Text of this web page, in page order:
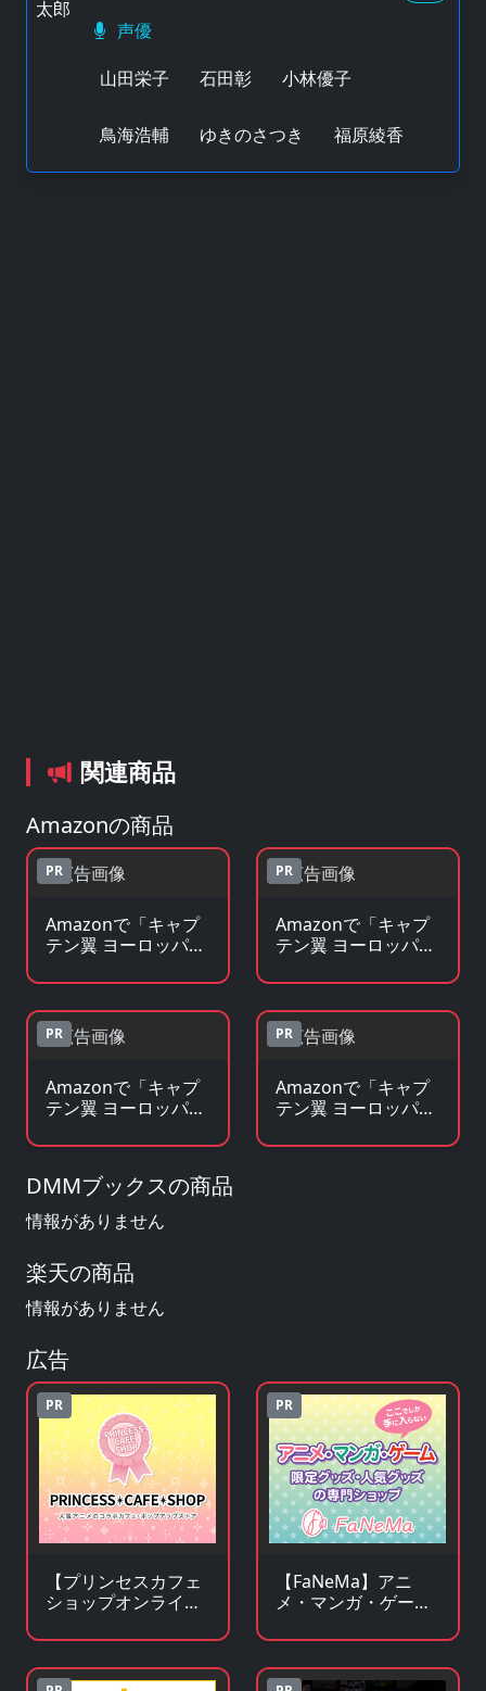
声優
山田栄子
石田彰 小林優子
鳥海浩輔 ゆきのさつき 福原綾香
関連商品
Amazonの商品
PR
Amazonで「キャプ
テン翼 ヨーロッパ大
DVDを見る
PR
Amazonで「キャプ
テン翼 ヨーロッパ大
クを見る
PR
Amazonで「キャプ
テン翼 ヨーロッパ大
ラノベを見る
PR
Amazonで「キャプ
テン翼 ヨーロッパ大
ィギュアを見る
DMMブックスの商品
情報がありません
楽天の商品
情報がありません
広告
PR
【プリンセスカフェ
ショップオンライ
クターグッズの通販
サイト
PR
【FaNeMa】アニ
メ・マンガ・ゲーム
ズを皆様にお届けし
ます！